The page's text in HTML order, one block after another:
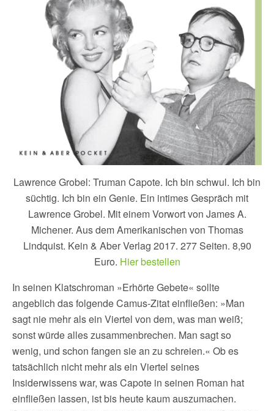
Lawrence Grobel: Truman Capote. Ich bin schwul. Ich bin
süchtig. Ich bin ein Genie. Ein intimes Gespräch mit
Lawrence Grobel. Mit einem Vorwort von James A.
Michener. Aus dem Amerikanischen von Thomas
Lindquist. Kein & Aber Verlag 2017. 277 Seiten. 8,90
Euro. Hier bestellen
In seinen Klatschroman »Erhörte Gebete« sollte
angeblich das folgende Camus-Zitat einfließen: »Man
sagt nie mehr als ein Viertel von dem, was man weiß;
sonst würde alles zusammenbrechen. Man sagt so
wenig, und schon fangen sie an zu schreien.« Ob es
tatsächlich nicht mehr als ein Viertel seines
Insiderwissens war, was Capote in seinen Roman hat
einfließen lassen, ist bis heute kaum auszumachen.